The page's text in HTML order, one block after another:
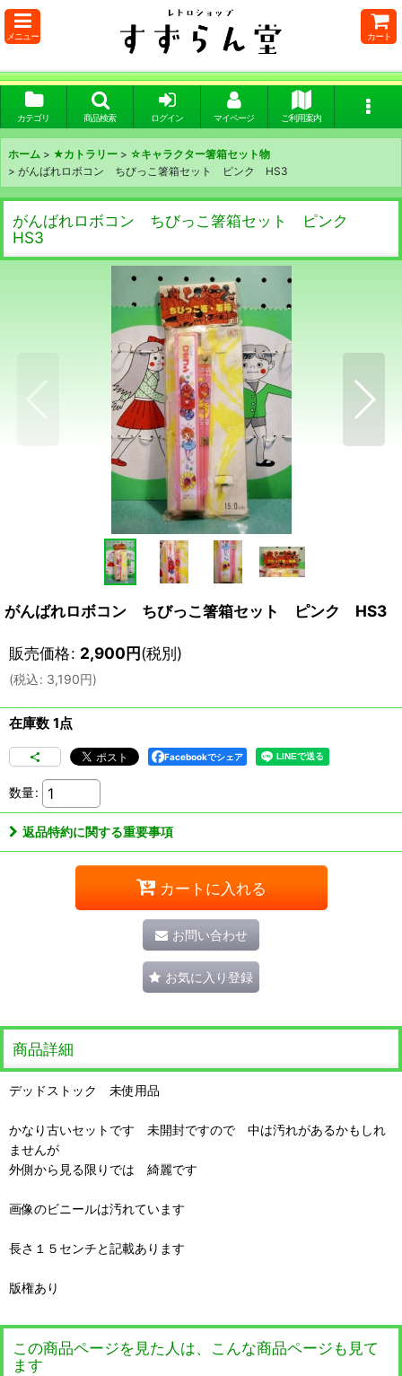
メニュー カート
カテゴリ 商品検索 ログイン マイページ ご利用案内
ホーム > ★カトラリー > ☆キャラクター箸箱セット物
> がんばれロボコン ちびっこ箸箱セット ピンク HS3
がんばれロボコン ちびっこ箸箱セット ピンク
HS3
がんばれロボコン ちびっこ箸箱セット ピンク HS3
販売価格: 2,900円(税別)
(税込: 3,190円)
在庫数 1点
Facebookでシェア
数量:
返品特約に関する重要事項
カートに入れる
お問い合わせ
お気に入り登録
商品詳細
デッドストック 未使用品
かなり古いセットです 未開封ですので 中は汚れがあるかもしれ
ませんが
外側から見る限りでは 綺麗です
画像のビニールは汚れています
長さ１５センチと記載あります
版権あり
この商品ページを見た人は、こんな商品ページも見て
ます